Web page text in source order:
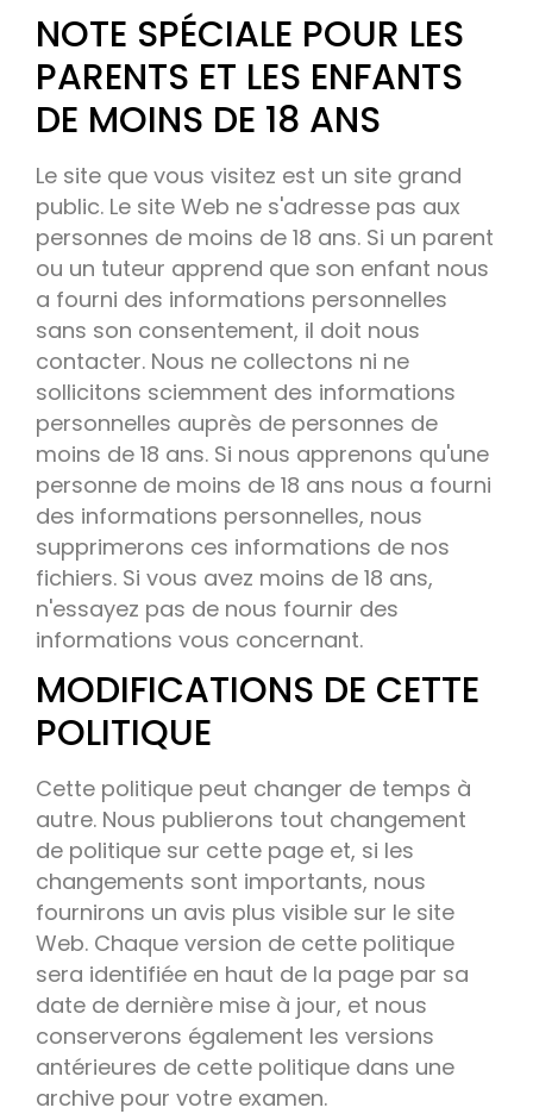
NOTE SPÉCIALE POUR LES
PARENTS ET LES ENFANTS
DE MOINS DE 18 ANS
Le site que vous visitez est un site grand
public. Le site Web ne s'adresse pas aux
personnes de moins de 18 ans. Si un parent
ou un tuteur apprend que son enfant nous
a fourni des informations personnelles
sans son consentement, il doit nous
contacter. Nous ne collectons ni ne
sollicitons sciemment des informations
personnelles auprès de personnes de
moins de 18 ans. Si nous apprenons qu'une
personne de moins de 18 ans nous a fourni
des informations personnelles, nous
supprimerons ces informations de nos
fichiers. Si vous avez moins de 18 ans,
n'essayez pas de nous fournir des
informations vous concernant.
MODIFICATIONS DE CETTE
POLITIQUE
Cette politique peut changer de temps à
autre. Nous publierons tout changement
de politique sur cette page et, si les
changements sont importants, nous
fournirons un avis plus visible sur le site
Web. Chaque version de cette politique
sera identifiée en haut de la page par sa
date de dernière mise à jour, et nous
conserverons également les versions
antérieures de cette politique dans une
archive pour votre examen.